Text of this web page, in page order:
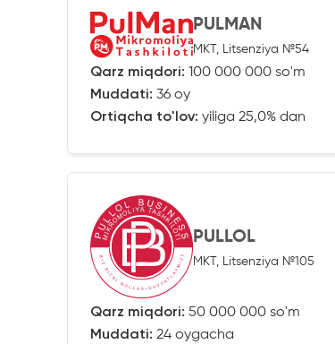
PULMAN
MKT, Litsenziya №54
Qarz miqdori: 100 000 000 so'm
Muddati: 36 oy
Ortiqcha to'lov: yiliga 25,0% dan
PULLOL
MKT, Litsenziya №105
Qarz miqdori: 50 000 000 so'm
Muddati: 24 oygacha